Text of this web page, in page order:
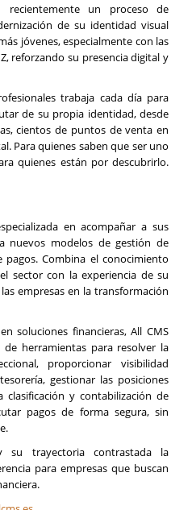
recientemente un proceso de
de su identidad visual
jóvenes, especialmente con las
reforzando su presencia digital y
trabaja cada día para
de su propia identidad, desde
cientos de puntos de venta en
Para quienes saben que ser uno
quienes están por descubrirlo.
en acompañar a sus
nuevos modelos de gestión de
Combina el conocimiento
sector con la experiencia de su
empresas en la transformación
soluciones financieras, All CMS
herramientas para resolver la
proporcionar visibilidad
gestionar las posiciones
clasificación y contabilización de
pagos de forma segura, sin
trayectoria contrastada la
para empresas que buscan